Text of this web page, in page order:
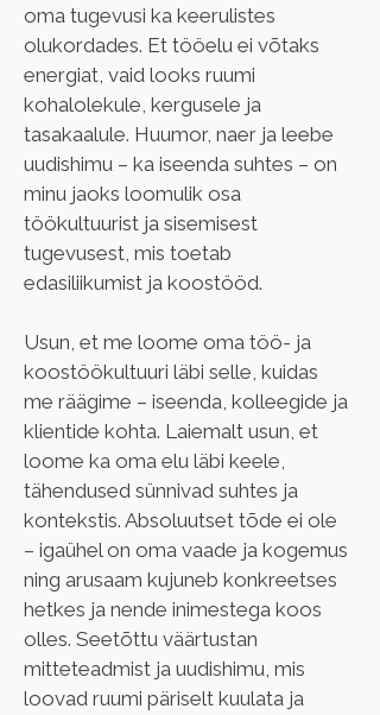
oma tugevusi ka keerulistes
olukordades. Et tööelu ei võtaks
energiat, vaid looks ruumi
kohalolekule, kergusele ja
tasakaalule. Huumor, naer ja leebe
uudishimu – ka iseenda suhtes – on
minu jaoks loomulik osa
töökultuurist ja sisemisest
tugevusest, mis toetab
edasiliikumist ja koostööd.
Usun, et me loome oma töö- ja
koostöökultuuri läbi selle, kuidas
me räägime – iseenda, kolleegide ja
klientide kohta. Laiemalt usun, et
loome ka oma elu läbi keele,
tähendused sünnivad suhtes ja
kontekstis. Absoluutset tõde ei ole
– igaühel on oma vaade ja kogemus
ning arusaam kujuneb konkreetses
hetkes ja nende inimestega koos
olles. Seetõttu väärtustan
mitteteadmist ja uudishimu, mis
loovad ruumi päriselt kuulata ja